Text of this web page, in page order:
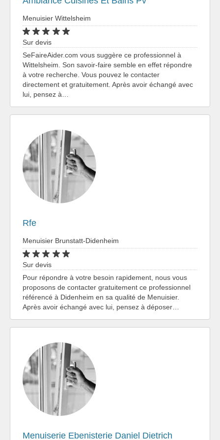
Menuisier Wittelsheim
Sur devis
SeFaireAider.com vous suggère ce professionnel à
Wittelsheim. Son savoir-faire semble en effet répondre
à votre recherche. Vous pouvez le contacter
directement et gratuitement. Après avoir échangé avec
lui, pensez à…
Rfe
Menuisier Brunstatt-Didenheim
Sur devis
Pour répondre à votre besoin rapidement, nous vous
proposons de contacter gratuitement ce professionnel
référencé à Didenheim en sa qualité de Menuisier.
Après avoir échangé avec lui, pensez à déposer…
Menuiserie Ebenisterie Daniel Dietrich